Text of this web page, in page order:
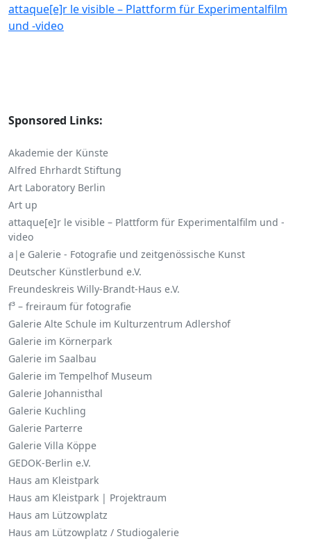
attaque[e]r le visible – Plattform für Experimentalfilm
und -video
Sponsored Links:
Akademie der Künste
Alfred Ehrhardt Stiftung
Art Laboratory Berlin
Art up
attaque[e]r le visible – Plattform für Experimentalfilm und -
video
a|e Galerie - Fotografie und zeitgenössische Kunst
Deutscher Künstlerbund e.V.
Freundeskreis Willy-Brandt-Haus e.V.
f³ – freiraum für fotografie
Galerie Alte Schule im Kulturzentrum Adlershof
Galerie im Körnerpark
Galerie im Saalbau
Galerie im Tempelhof Museum
Galerie Johannisthal
Galerie Kuchling
Galerie Parterre
Galerie Villa Köppe
GEDOK-Berlin e.V.
Haus am Kleistpark
Haus am Kleistpark | Projektraum
Haus am Lützowplatz
Haus am Lützowplatz / Studiogalerie